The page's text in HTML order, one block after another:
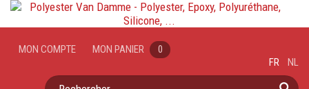
MON COMPTE MON PANIER 0
Rechercher
FR NL